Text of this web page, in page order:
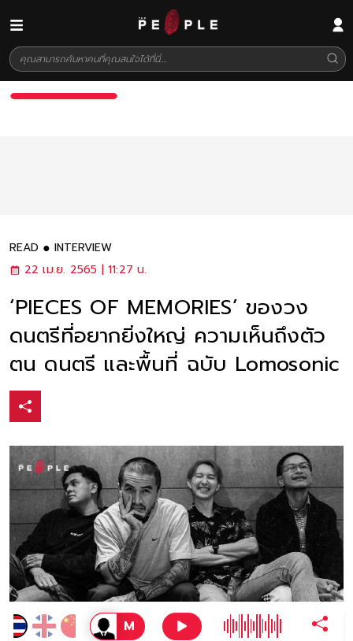
READ
INTERVIEW
22 เม.ย. 2565 | 11:27 น.
‘PIECES OF MEMORIES’ ของวง
ดนตรีที่อยากยิ่งใหญ่ ความเห็นถึงตัว
ตน ดนตรี และพื้นที่ ฉบับ Lomosonic